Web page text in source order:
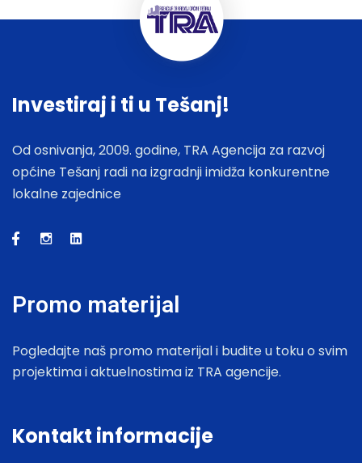
Investiraj i ti u Tešanj!
Od osnivanja, 2009. godine, TRA Agencija za razvoj
općine Tešanj radi na izgradnji imidža konkurentne
lokalne zajednice
Promo materijal
Pogledajte naš promo materijal i budite u toku o svim
projektima i aktuelnostima iz TRA agencije.
Kontakt informacije